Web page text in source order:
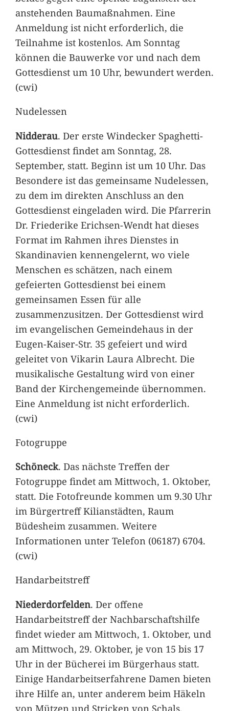
anstehenden Baumaßnahmen. Eine
Anmeldung ist nicht erforderlich, die
Teilnahme ist kostenlos. Am Sonntag
können die Bauwerke vor und nach dem
Gottesdienst um 10 Uhr, bewundert werden.
(cwi)
Nudelessen
Nidderau. Der erste Windecker Spaghetti-
Gottesdienst findet am Sonntag, 28.
September, statt. Beginn ist um 10 Uhr. Das
Besondere ist das gemeinsame Nudelessen,
zu dem im direkten Anschluss an den
Gottesdienst eingeladen wird. Die Pfarrerin
Dr. Friederike Erichsen-Wendt hat dieses
Format im Rahmen ihres Dienstes in
Skandinavien kennengelernt, wo viele
Menschen es schätzen, nach einem
gefeierten Gottesdienst bei einem
gemeinsamen Essen für alle
zusammenzusitzen. Der Gottesdienst wird
im evangelischen Gemeindehaus in der
Eugen-Kaiser-Str. 35 gefeiert und wird
geleitet von Vikarin Laura Albrecht. Die
musikalische Gestaltung wird von einer
Band der Kirchengemeinde übernommen.
Eine Anmeldung ist nicht erforderlich.
(cwi)
Fotogruppe
Schöneck. Das nächste Treffen der
Fotogruppe findet am Mittwoch, 1. Oktober,
statt. Die Fotofreunde kommen um 9.30 Uhr
im Bürgertreff Kilianstädten, Raum
Büdesheim zusammen. Weitere
Informationen unter Telefon (06187) 6704.
(cwi)
Handarbeitstreff
Niederdorfelden. Der offene
Handarbeitstreff der Nachbarschaftshilfe
findet wieder am Mittwoch, 1. Oktober, und
am Mittwoch, 29. Oktober, je von 15 bis 17
Uhr in der Bücherei im Bürgerhaus statt.
Einige Handarbeitserfahrene Damen bieten
ihre Hilfe an, unter anderem beim Häkeln
von Mützen und Stricken von Schals.